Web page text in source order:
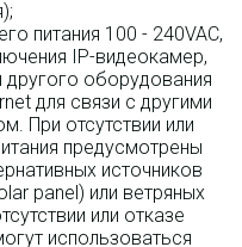
питания 100 - 240VAC,
IP-видеокамер,
другого оборудования
для связи с другими
При отсутствии или
предусмотрены
источников
panel) или ветряных
или отказе
использоваться